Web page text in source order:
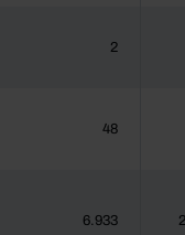
2
48
6.933